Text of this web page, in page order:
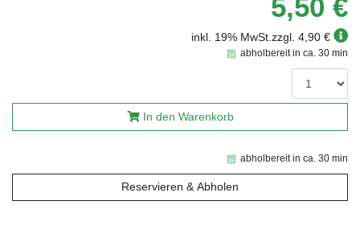
5,50 €
inkl. 19% MwSt.zzgl. 4,90 €
abholbereit in ca. 30 min
Reservieren & Abholen
abholbereit in ca. 30 min
In den Warenkorb